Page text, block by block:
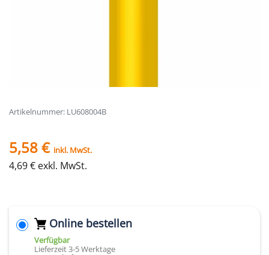
Artikelnummer: LU608004B
5,58 € inkl. MwSt.
4,69 € exkl. MwSt.
Online bestellen
Verfügbar
Lieferzeit 3-5 Werktage